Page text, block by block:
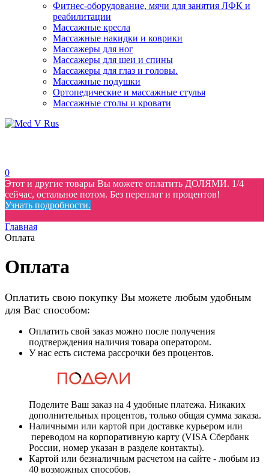
Фитнес-оборудование, мячи для занятия ЛФК и
реабилитации
Массажные кресла
Массажные накидки и коврики
Массажеры для ног
Массажеры для шеи и спины
Массажеры для глаз и головы.
Массажные подушки
Ортопедические и массажные стулья
Массажные столы и кровати
0
Этот и другие товары Вы можете оплатить ДОЛЯМИ. 1/4
сейчас, остальное потом. Без переплат и процентов!
Узнать подробности.
Главная
Оплата
Оплата
Оплатить свою покупку Вы можете любым удобным
для Вас способом:
Оплатить свой заказ можно после получения
подтверждения наличия товара оператором.
У нас есть система рассрочки без процентов.
Поделите Ваш заказ на 4 удобные платежа. Никаких
дополнительных процентов, только общая сумма заказа.
Наличными или картой при доставке курьером или
переводом на корпоративную карту (VISA Сбербанк
России, номер указан в разделе контакты).
Картой или безналичным расчетом на сайте - любым из
40 возможных способов.